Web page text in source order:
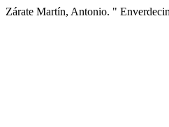
Zárate Martín, Antonio. "